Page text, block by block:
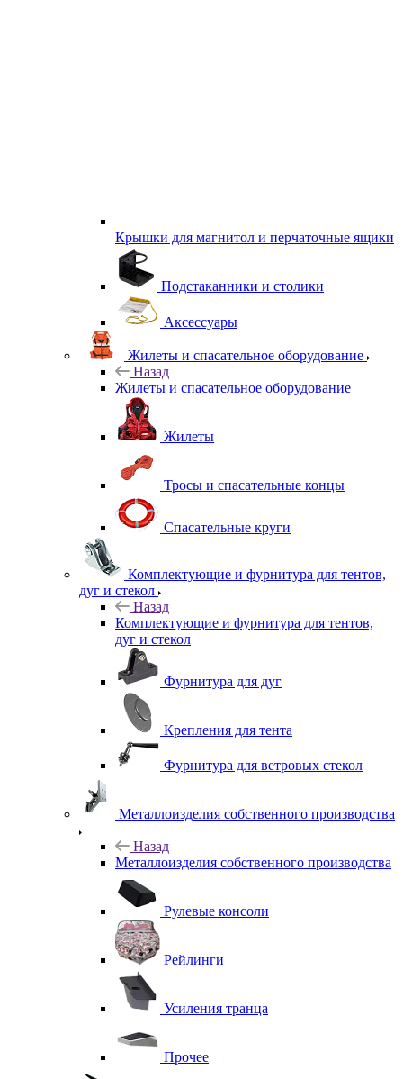
Крышки для магнитол и перчаточные ящики
Подстаканники и столики
Аксессуары
Жилеты и спасательное оборудование
Назад
Жилеты и спасательное оборудование
Жилеты
Тросы и спасательные концы
Спасательные круги
Комплектующие и фурнитура для тентов,
дуг и стекол
Назад
Комплектующие и фурнитура для тентов,
дуг и стекол
Фурнитура для дуг
Крепления для тента
Фурнитура для ветровых стекол
Металлоизделия собственного производства
Назад
Металлоизделия собственного производства
Рулевые консоли
Рейлинги
Усиления транца
Прочее